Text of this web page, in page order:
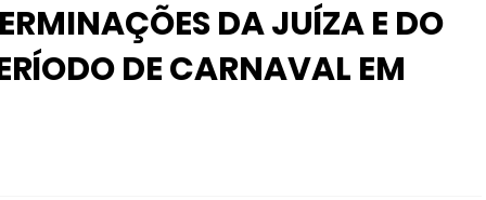
DA JUÍZA E DO
DE CARNAVAL EM